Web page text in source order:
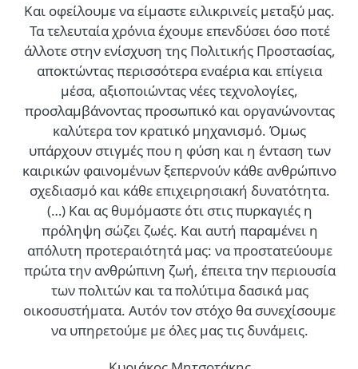
Και οφείλουμε να είμαστε ειλικρινείς μεταξύ μας.
Τα τελευταία χρόνια έχουμε επενδύσει όσο ποτέ
άλλοτε στην ενίσχυση της Πολιτικής Προστασίας,
αποκτώντας περισσότερα εναέρια και επίγεια
μέσα, αξιοποιώντας νέες τεχνολογίες,
προσλαμβάνοντας προσωπικό και οργανώνοντας
καλύτερα τον κρατικό μηχανισμό. Όμως
υπάρχουν στιγμές που η φύση και η ένταση των
καιρικών φαινομένων ξεπερνούν κάθε ανθρώπινο
σχεδιασμό και κάθε επιχειρησιακή δυνατότητα.
(…) Και ας θυμόμαστε ότι στις πυρκαγιές η
πρόληψη σώζει ζωές. Και αυτή παραμένει η
απόλυτη προτεραιότητά μας: να προστατεύουμε
πρώτα την ανθρώπινη ζωή, έπειτα την περιουσία
των πολιτών και τα πολύτιμα δασικά μας
οικοσυστήματα. Αυτόν τον στόχο θα συνεχίσουμε
να υπηρετούμε με όλες μας τις δυνάμεις.